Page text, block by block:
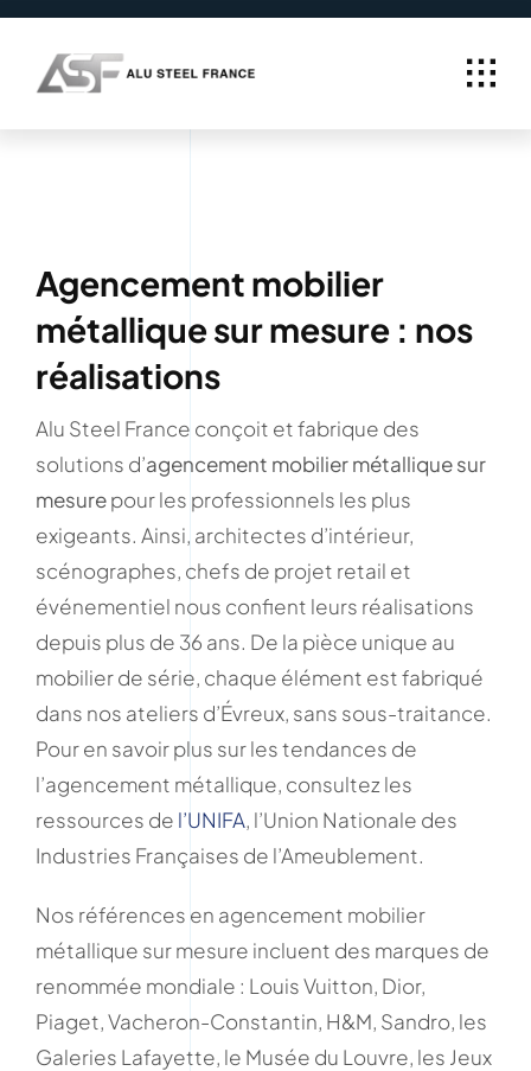
Passer
contenu
Agencement mobilier
métallique sur mesure : nos
réalisations
Alu Steel France conçoit et fabrique des
solutions d’agencement mobilier métallique sur
mesurepour les professionnels les plus
exigeants. Ainsi, architectes d’intérieur,
scénographes, chefs de projet retail et
événementiel nous confient leurs réalisations
depuis plus de 36 ans. De la pièce unique au
mobilier de série, chaque élément est fabriqué
dans nos ateliers d’Évreux, sans sous-traitance.
Pour en savoir plus sur les tendances de
l’agencement métallique, consultez les
ressources de l’UNIFA, l’Union Nationale des
Industries Françaises de l’Ameublement.
Nos références en agencement mobilier
métallique sur mesure incluent des marques de
renommée mondiale : Louis Vuitton, Dior,
Piaget, Vacheron-Constantin, H&M, Sandro, les
Galeries Lafayette, le Musée du Louvre, les Jeux